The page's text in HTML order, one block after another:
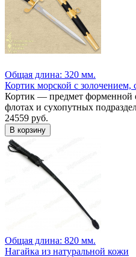
Общая длина: 320 мм.
Кортик морской с золочением,
Кортик — предмет форменной
флотах и сухопутных
24559 руб.
Общая длина: 820 мм.
Нагайка из натуральной кожи